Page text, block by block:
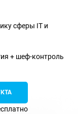
сферы IT и
+ шеф-контроль